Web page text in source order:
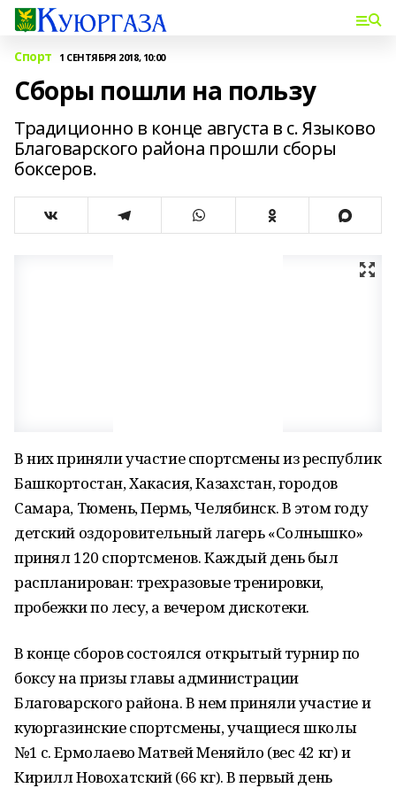
Спорт 1 СЕНТЯБРЯ 2018, 10:00
Сборы пошли на пользу
Традиционно в конце августа в с. Языково
Благоварского района прошли сборы
боксеров.
В них приняли участие спортсмены из республик
Башкортостан, Хакасия, Казахстан, городов
Самара, Тюмень, Пермь, Челябинск. В этом году
детский оздоровительный лагерь «Солнышко»
принял 120 спортсменов. Каждый день был
распланирован: трехразовые тренировки,
пробежки по лесу, а вечером дискотеки.
В конце сборов состоялся открытый турнир по
боксу на призы главы администрации
Благоварского района. В нем приняли участие и
куюргазинские спортсмены, учащиеся школы
№1 с. Ермолаево Матвей Меняйло (вес 42 кг) и
Кирилл Новохатский (66 кг). В первый день